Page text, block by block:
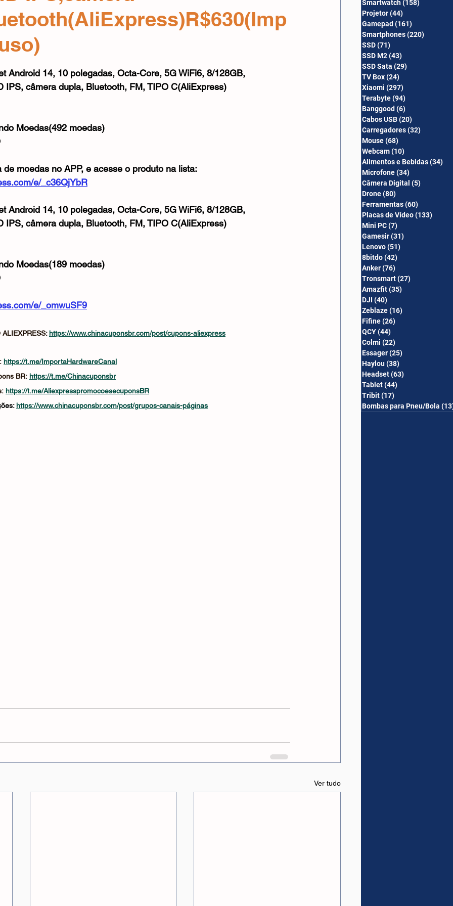
Microfone
5 estrelas.
Android 14, 10 polegadas, Octa-Core, 5G WiFi6, 8/128GB,
IPS, câmera dupla, Bluetooth, FM, TIPO C(AliExpress)
Moedas(492 moedas)
moedas no APP, e acesse o produto na lista:
e/_c36QjYbR
Android 14, 10 polegadas, Octa-Core, 5G WiFi6, 8/128GB,
IPS, câmera dupla, Bluetooth, FM, TIPO C(AliExpress)
Moedas(189 moedas)
e/_omwuSF9
ALIEXPRESS: https://www.chinacuponsbr.com/post/cupons-aliexpress
https://t.me/ImportaHardwareCanal
BR: https://t.me/Chinacuponsbr
https://t.me/AliexpresspromocoesecuponsBR
https://www.chinacuponsbr.com/post/grupos-canais-páginas
Ver tudo
Smartwatch(158)
Projetor(44)
Gamepad (161)
Smartphones(220)
SSD(71)
SSD M2(43)
SSD Sata (29)
TV Box(24)
Xiaomi (297)
Terabyte(94)
Banggood (6)
Cabos USB(20)
Carregadores(32)
Mouse(68)
Webcam(10)
Alimentos e Bebidas(34)
Microfone(34)
Câmera Digital (5)
Drone(80)
Ferramentas(60)
Placas de Vídeo(133)
Mini PC(7)
Gamesir(31)
Lenovo(51)
8bitdo(42)
Anker(76)
Tronsmart(27)
Amazfit(35)
DJI (40)
Zeblaze(16)
Fifine(26)
QCY(44)
Colmi (22)
Essager(25)
Haylou(38)
Headset(63)
Tablet(44)
Tribit(17)
Bombas para Pneu/Bola